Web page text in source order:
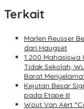
Terkait
Marlen Reusser
dari Haugset
1.200 Mahasiswa
Tidak Sekolah,
Barat
Kejutan Besar
pada Etape III
Wout Van Aert